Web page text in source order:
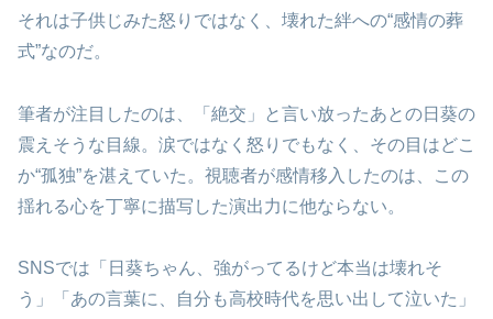
それは子供じみた怒りではなく、壊れた絆への“感情の葬
式”なのだ。
筆者が注目したのは、「絶交」と言い放ったあとの日葵の
震えそうな目線。涙ではなく怒りでもなく、その目はどこ
か“孤独”を湛えていた。視聴者が感情移入したのは、この
揺れる心を丁寧に描写した演出力に他ならない。
SNSでは「日葵ちゃん、強がってるけど本当は壊れそ
う」「あの言葉に、自分も高校時代を思い出して泣いた」